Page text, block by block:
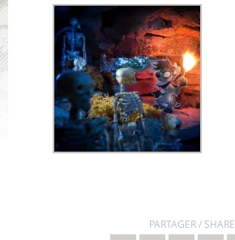
PARTAGER / SHARE